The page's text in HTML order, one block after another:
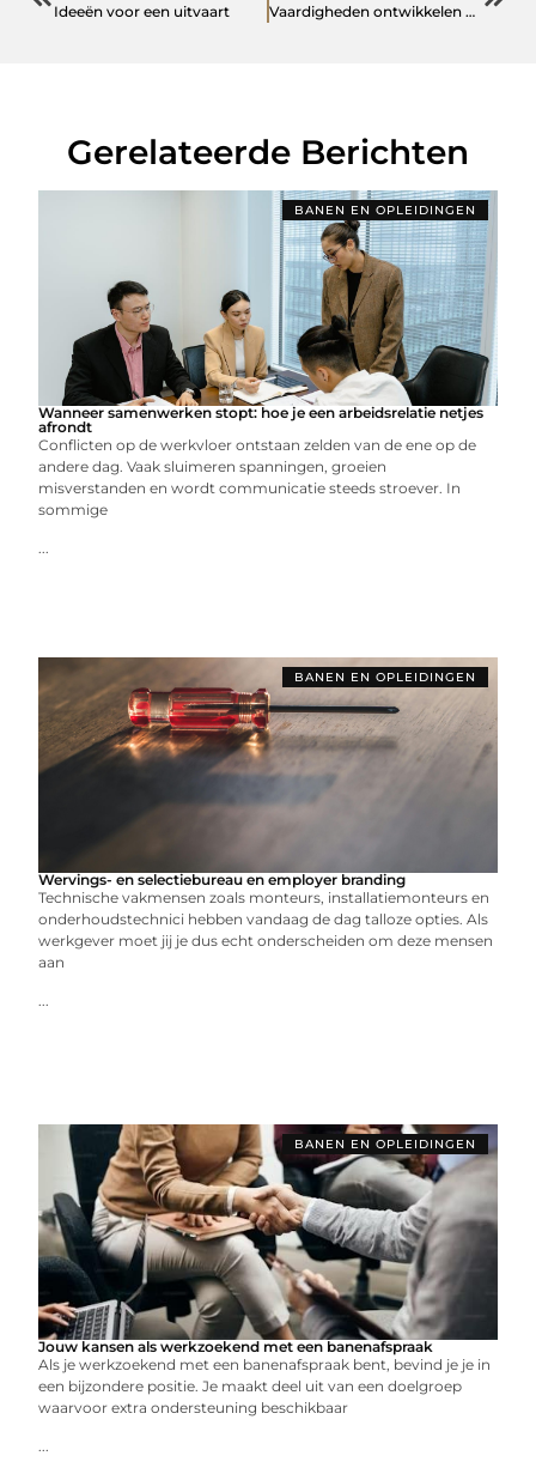
Ideeën voor een uitvaart Vaardigheden ontwikkelen met horecawerk
Gerelateerde Berichten
BANEN EN OPLEIDINGEN
Wanneer samenwerken stopt: hoe je een arbeidsrelatie netjes
afrondt
Conflicten op de werkvloer ontstaan zelden van de ene op de
andere dag. Vaak sluimeren spanningen, groeien
misverstanden en wordt communicatie steeds stroever. In
sommige
...
BANEN EN OPLEIDINGEN
Wervings- en selectiebureau en employer branding
Technische vakmensen zoals monteurs, installatiemonteurs en
onderhoudstechnici hebben vandaag de dag talloze opties. Als
werkgever moet jij je dus echt onderscheiden om deze mensen
aan
...
BANEN EN OPLEIDINGEN
Jouw kansen als werkzoekend met een banenafspraak
Als je werkzoekend met een banenafspraak bent, bevind je je in
een bijzondere positie. Je maakt deel uit van een doelgroep
waarvoor extra ondersteuning beschikbaar
...